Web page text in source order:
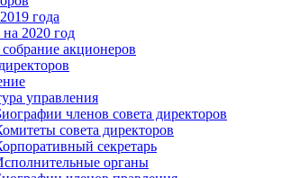
года
2020 год
акционеров
управления
членов совета директоров
совета директоров
секретарь
органы